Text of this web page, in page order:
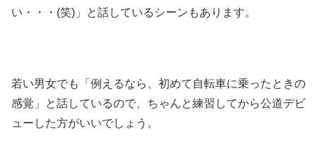
い・・・(笑)」と話しているシーンもあります。
若い男女でも「例えるなら、初めて自転車に乗ったときの
感覚」と話しているので、ちゃんと練習してから公道デビ
ューした方がいいでしょう。